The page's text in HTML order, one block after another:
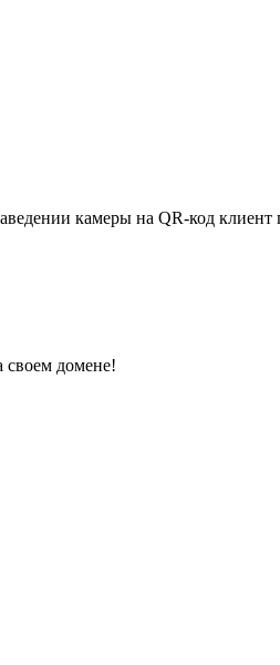
камеры на QR-код
своем домене!